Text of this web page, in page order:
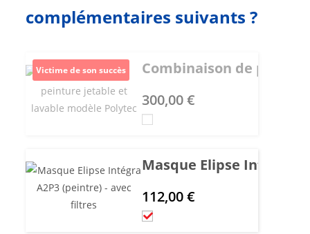
complémentaires suivants ?
Combinaison de
300,00€
Victime de son succès
Masque Elipse Intégra
112,00€